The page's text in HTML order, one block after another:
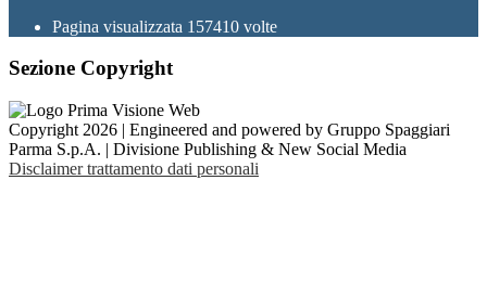
Pagina visualizzata 157410 volte
Sezione Copyright
Copyright 2026 | Engineered and powered by Gruppo Spaggiari
Parma S.p.A. | Divisione Publishing & New Social Media
Disclaimer trattamento dati personali